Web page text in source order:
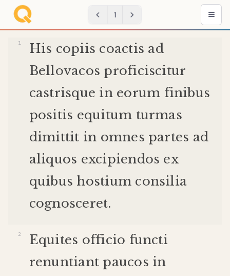
1
His copiis coactis ad
Bellovacos proficiscitur
castrisque in eorum finibus
positis equitum turmas
dimittit in omnes partes ad
aliquos excipiendos ex
quibus hostium consilia
cognosceret.
Equites officio functi
renuntiant paucos in